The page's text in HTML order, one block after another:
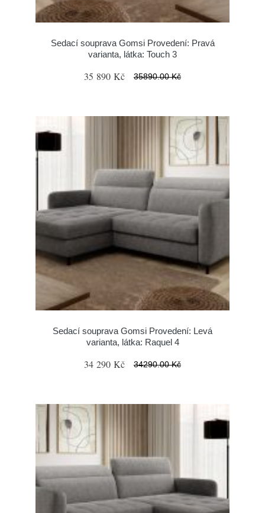
Sedací souprava Gomsi Provedení: Pravá
varianta, látka: Touch 3
35 890 Kč 35890.00 Kč
Sedací souprava Gomsi Provedení: Levá
varianta, látka: Raquel 4
34 290 Kč 34290.00 Kč